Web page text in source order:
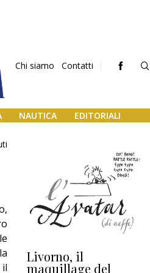
Chi siamo Contatti
NAUTICA EDITORIALI
Livorno, il
maquillage del